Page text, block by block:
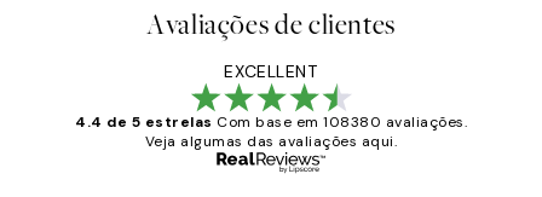
Avaliações de clientes
EXCELLENT
4.4 de 5 estrelas Com base em 108380 avaliações.
Veja algumas das avaliações aqui.